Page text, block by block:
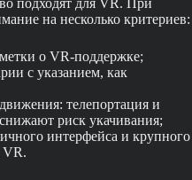
на несколько критериев:
о VR-поддержке;
с указанием, как
телепортация и
риск укачивания;
интерфейса и крупного
VR.